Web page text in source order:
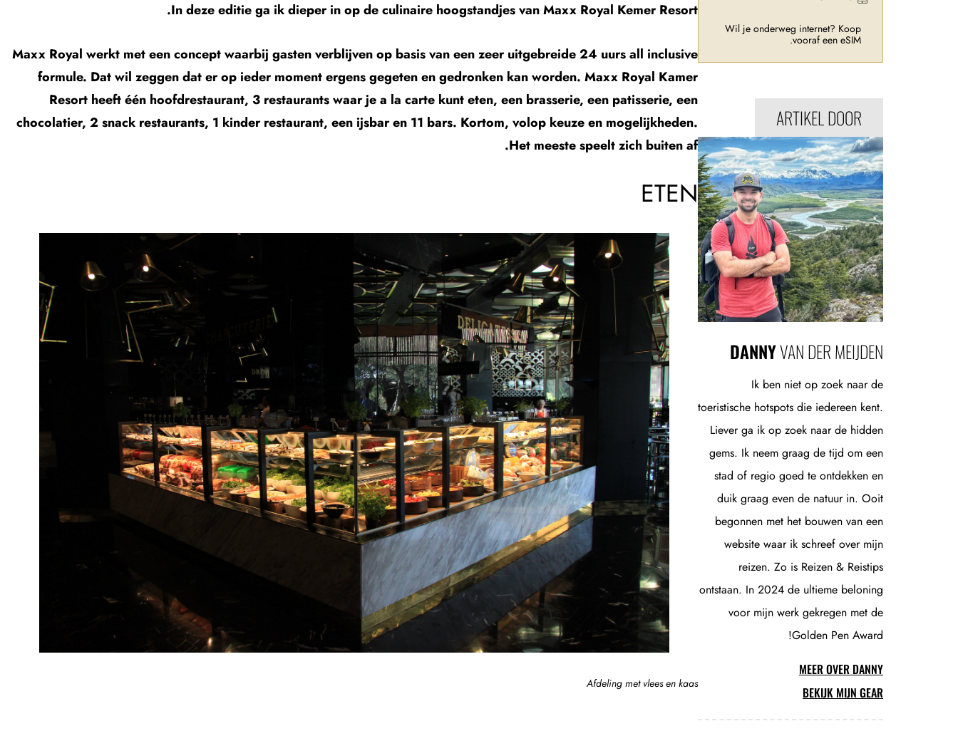
In deze editie ga ik dieper in op de culinaire hoogstandjes van Maxx Royal Kemer Resort.
Maxx Royal werkt met een concept waarbij gasten verblijven op basis van een zeer uitgebreide 24 uurs all inclusive
formule. Dat wil zeggen dat er op ieder moment ergens gegeten en gedronken kan worden. Maxx Royal Kamer
Resort heeft één hoofdrestaurant, 3 restaurants waar je a la carte kunt eten, een brasserie, een patisserie, een
chocolatier, 2 snack restaurants, 1 kinder restaurant, een ijsbar en 11 bars. Kortom, volop keuze en mogelijkheden.
Het meeste speelt zich buiten af.
ETEN
Afdeling met vlees en kaas
Wil je onderweg internet? Koop
vooraf een eSIM.
ARTIKEL DOOR
DANNYVAN DER MEIJDEN
Ik ben niet op zoek naar de
toeristische hotspots die iedereen kent.
Liever ga ik op zoek naar de hidden
gems. Ik neem graag de tijd om een
stad of regio goed te ontdekken en
duik graag even de natuur in. Ooit
begonnen met het bouwen van een
website waar ik schreef over mijn
reizen. Zo is Reizen & Reistips
ontstaan. In 2024 de ultieme beloning
voor mijn werk gekregen met de
Golden Pen Award!
MEER OVER DANNY
BEKIJK MIJN GEAR